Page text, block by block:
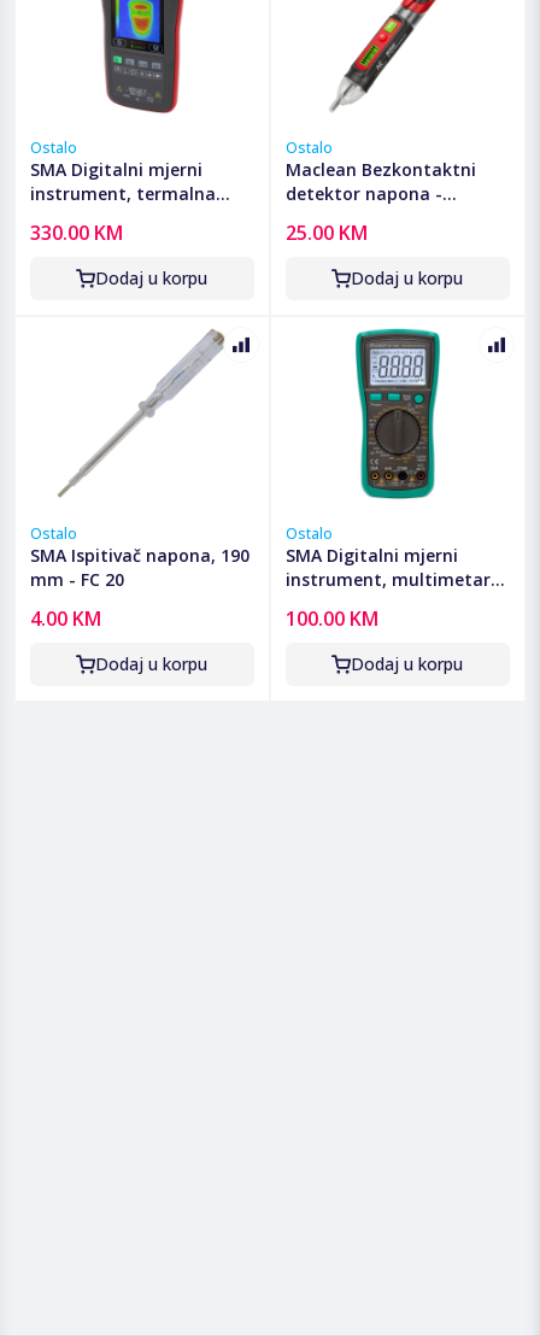
Ostalo
SMA Digitalni mjerni
instrument, termalna
SMAIRCAM
330.00 KM
Dodaj u korpu
Ostalo
Maclean Bezkontaktni
detektor napona -
25.00 KM
Dodaj u korpu
Ostalo
SMA Ispitivač napona, 190
mm - FC 20
4.00 KM
Dodaj u korpu
Ostalo
SMA Digitalni mjerni
instrument, multimetar -
100.00 KM
Dodaj u korpu